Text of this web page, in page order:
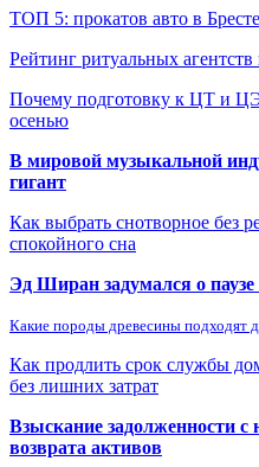
ТОП 5: прокатов авто в
Рейтинг ритуальных
Почему подготовку к ЦТ и
осенью
В мировой музыкальной
гигант
Как выбрать снотворное без
спокойного сна
Эд Ширан задумался о паузе
Какие породы древесины подходят
Как продлить срок службы
без лишних затрат
Взыскание задолженности с
возврата активов